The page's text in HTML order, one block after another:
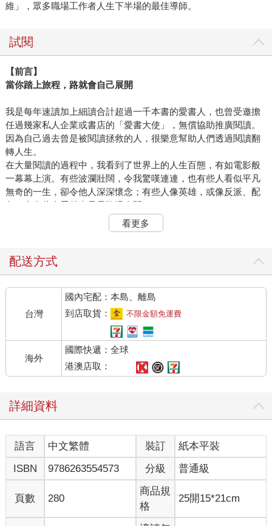
維」，眾多職場工作者人生下半場的最佳導師。
試閱
【前言】
當你踏上旅程，路就會自己展開
我是每年速讀加上細讀合計超過一千本書的愛書人，也曾受邀擔
任過幾家私人企業或書店的「愛書大使」，無償協助推廣閱讀。
因為自己過去曾是被閱讀拯救的人，很樂意幫助人們透過閱讀翻
轉人生。
在大量閱讀的過程中，我看到了世界上的人生百態，有如電影般
一幕幕上演。有些波瀾壯闊，令我驚嘆連連，也有些人看似平凡
無奇的一生，卻令他人深深懷念；有些人像英雄，或像反派、配
年輕時的我，曾自以為是主角，世界是舞台，而上帝是導演兼編
劇。進入人生下半場，才漸漸發覺，每個人就是導演兼編劇，因
俱寂，只有自己面對自己。
醫師作家侯文詠給了我們借鏡。他曾在病床邊陪伴四、 五百位臨
終病患走完人生最後一程。他在《請問侯文詠：一場與內在對話
的旅程》書中寫道：「在我和病人的談話間，幾乎無可避免地都
會回顧自己的這一生，到底給別人帶來了什麼幫助，為這個世界
留下了什麼貢獻？很多人甚至後悔自己的人生，都在浪費時
間……。或許因為這些經驗，往後當我面對『內在價值』與『外
在價值』的衝突，只要想起和這四、 五百個臨終病人相處的點點
滴滴，我總是能夠鼓起勇氣去選擇自己想要的。」我們想要怎樣
的一個人生？似乎每個人在不同階段，都被賦予了某些義務和責
績」來衡量。這些成績或考績，或多或少會影響一個人的心情快
樂與否，但卻不是完全的線性相關，更不是唯一指標。
有許多成績優異的學生、事業有成的人們，活在不快樂的世界
中，陷入憂鬱，甚至想要結束人生。說來奇怪，他們已經是「人
生勝利組」了呀，怎麼擁有了這麼多傲人的成績和成就，卻依然
活在痛苦和憂鬱之中？
原來，以上都算是「外在成就」，無法反映每個人內在心理狀
態，也無法呈現出一個人的內心是否感到喜悅與幸福、平靜與祥
和、豐盛與圓滿。所以，應該還有一種「內在成就」被忽略了，
看更多
配送方式
台灣
國內宅配：本島、離島
到店取貨：
不限金額免運費
海外
國際快遞：全球
港澳店取：
詳細資料
語言 中文繁體 裝訂
紙本平裝
ISBN
9786263554573 分級 普通級
頁數 280
商品規
格
25開15*21cm